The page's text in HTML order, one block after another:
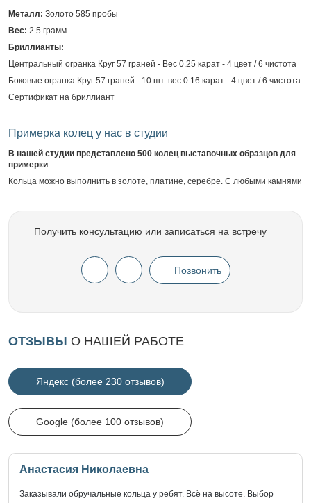
Металл: Золото 585 пробы
Вес: 2.5 грамм
Бриллианты:
Центральный огранка Круг 57 граней - Вес 0.25 карат - 4 цвет / 6 чистота
Боковые огранка Круг 57 граней - 10 шт. вес 0.16 карат - 4 цвет / 6 чистота
Сертификат на бриллиант
Примерка колец у нас в студии
В нашей студии представлено 500 колец выставочных образцов для
примерки
Кольца можно выполнить в золоте, платине, серебре. С любыми камнями
Получить консультацию или записаться на встречу
Позвонить
ОТЗЫВЫ О НАШЕЙ РАБОТЕ
Яндекс (более 230 отзывов)
Google (более 100 отзывов)
Анастасия Николаевна
Заказывали обручальные кольца у ребят. Всё на высоте. Выбор